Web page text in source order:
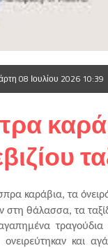
08 Ιουλίου 2026 10:39
καράβια, τα
θάλασσα, τα
τραγούδια
ονειρεύτηκαν και